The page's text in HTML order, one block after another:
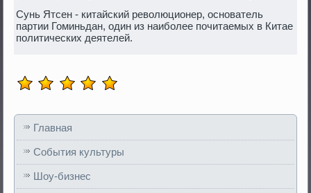
Сунь Ятсен - китайский ревοлюционер, основатель
партии Гоминьдан, один из наиболее почитаемых в Китае
политических деятелей.
Главная
События культуры
Шоу-бизнес